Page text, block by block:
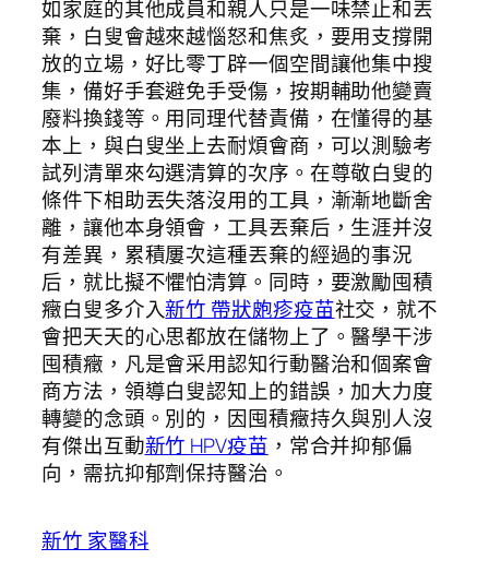
如家庭的其他成員和親人只是一味禁止和丟
棄，白叟會越來越惱怒和焦炙，要用支撐開
放的立場，好比零丁辟一個空間讓他集中搜
集，備好手套避免手受傷，按期輔助他變賣
廢料換錢等。用同理代替責備，在懂得的基
本上，與白叟坐上去耐煩會商，可以測驗考
試列清單來勾選清算的次序。在尊敬白叟的
條件下相助丟失落沒用的工具，漸漸地斷舍
離，讓他本身領會，工具丟棄后，生涯并沒
有差異，累積屢次這種丟棄的經過的事況
后，就比擬不懼怕清算。同時，要激勵囤積
癥白叟多介入新竹 帶狀皰疹疫苗社交，就不
會把天天的心思都放在儲物上了。醫學干涉
囤積癥，凡是會采用認知行動醫治和個案會
商方法，領導白叟認知上的錯誤，加大力度
轉變的念頭。別的，因囤積癥持久與別人沒
有傑出互動新竹 HPV疫苗 ，常合并抑郁偏
向，需抗抑郁劑保持醫治。
新竹 家醫科